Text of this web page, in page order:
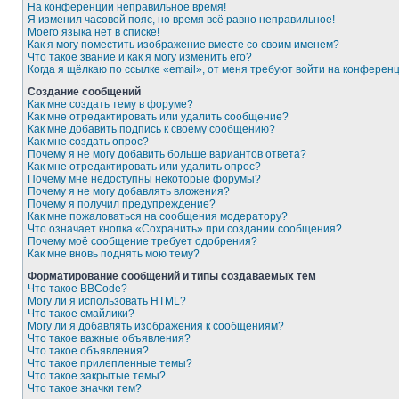
На конференции неправильное время!
Я изменил часовой пояс, но время всё равно неправильное!
Моего языка нет в списке!
Как я могу поместить изображение вместе со своим именем?
Что такое звание и как я могу изменить его?
Когда я щёлкаю по ссылке «email», от меня требуют войти на
Создание сообщений
Как мне создать тему в форуме?
Как мне отредактировать или удалить сообщение?
Как мне добавить подпись к своему сообщению?
Как мне создать опрос?
Почему я не могу добавить больше вариантов ответа?
Как мне отредактировать или удалить опрос?
Почему мне недоступны некоторые форумы?
Почему я не могу добавлять вложения?
Почему я получил предупреждение?
Как мне пожаловаться на сообщения модератору?
Что означает кнопка «Сохранить» при создании сообщения?
Почему моё сообщение требует одобрения?
Как мне вновь поднять мою тему?
Форматирование сообщений и типы создаваемых тем
Что такое BBCode?
Могу ли я использовать HTML?
Что такое смайлики?
Могу ли я добавлять изображения к сообщениям?
Что такое важные объявления?
Что такое объявления?
Что такое прилепленные темы?
Что такое закрытые темы?
Что такое значки тем?